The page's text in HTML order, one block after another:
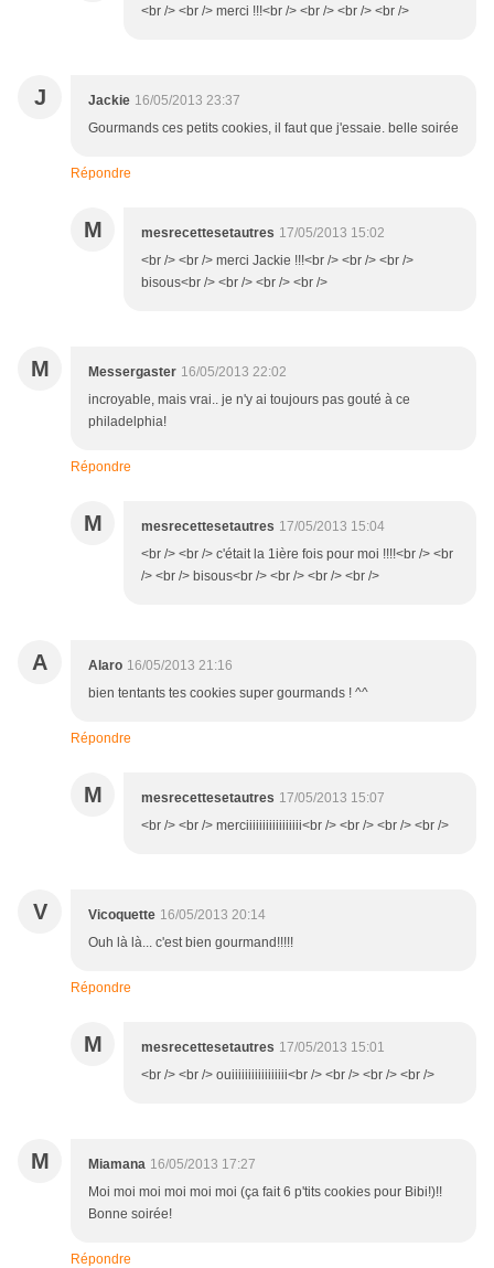
<br /> <br /> merci !!!<br /> <br /> <br /> <br />
J Jackie 16/05/2013 23:37
Gourmands ces petits cookies, il faut que j'essaie. belle soirée
Répondre
M mesrecettesetautres 17/05/2013 15:02
<br /> <br /> merci Jackie !!!<br /> <br /> <br />
bisous<br /> <br /> <br /> <br />
M Messergaster 16/05/2013 22:02
incroyable, mais vrai.. je n'y ai toujours pas gouté à ce
philadelphia!
Répondre
M mesrecettesetautres 17/05/2013 15:04
<br /> <br /> c'était la 1ière fois pour moi !!!!<br /> <br
/> <br /> bisous<br /> <br /> <br /> <br />
A Alaro 16/05/2013 21:16
bien tentants tes cookies super gourmands ! ^^
Répondre
M mesrecettesetautres 17/05/2013 15:07
<br /> <br /> merciiiiiiiiiiiiiiiii<br /> <br /> <br /> <br />
V Vicoquette 16/05/2013 20:14
Ouh là là... c'est bien gourmand!!!!!
Répondre
M mesrecettesetautres 17/05/2013 15:01
<br /> <br /> ouiiiiiiiiiiiiiiiii<br /> <br /> <br /> <br />
M Miamana 16/05/2013 17:27
Moi moi moi moi moi moi (ça fait 6 p'tits cookies pour Bibi!)!!
Bonne soirée!
Répondre